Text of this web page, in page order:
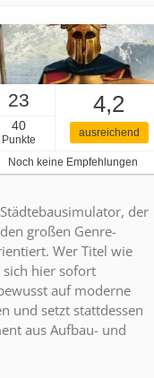
23
40
Punkte
4,2
ausreichend
Noch keine Empfehlungen
der
großen Genre-
Wer Titel wie
hier sofort
auf moderne
und setzt stattdessen
aus Aufbau- und